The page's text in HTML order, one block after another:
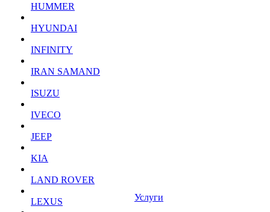
HUMMER
HYUNDAI
INFINITY
IRAN SAMAND
ISUZU
IVECO
JEEP
KIA
LAND ROVER
LEXUS
Услуги